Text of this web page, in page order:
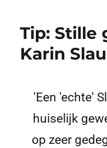
Tip: Stille
Karin
'Een 'echte'
huiselijk
op zeer